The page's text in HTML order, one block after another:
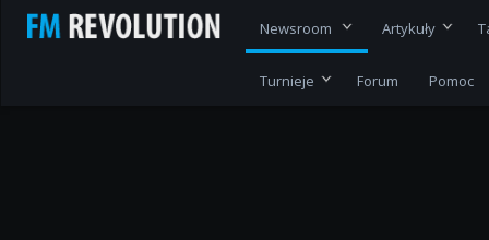
Newsroom Artykuły
Turnieje Forum Pomoc